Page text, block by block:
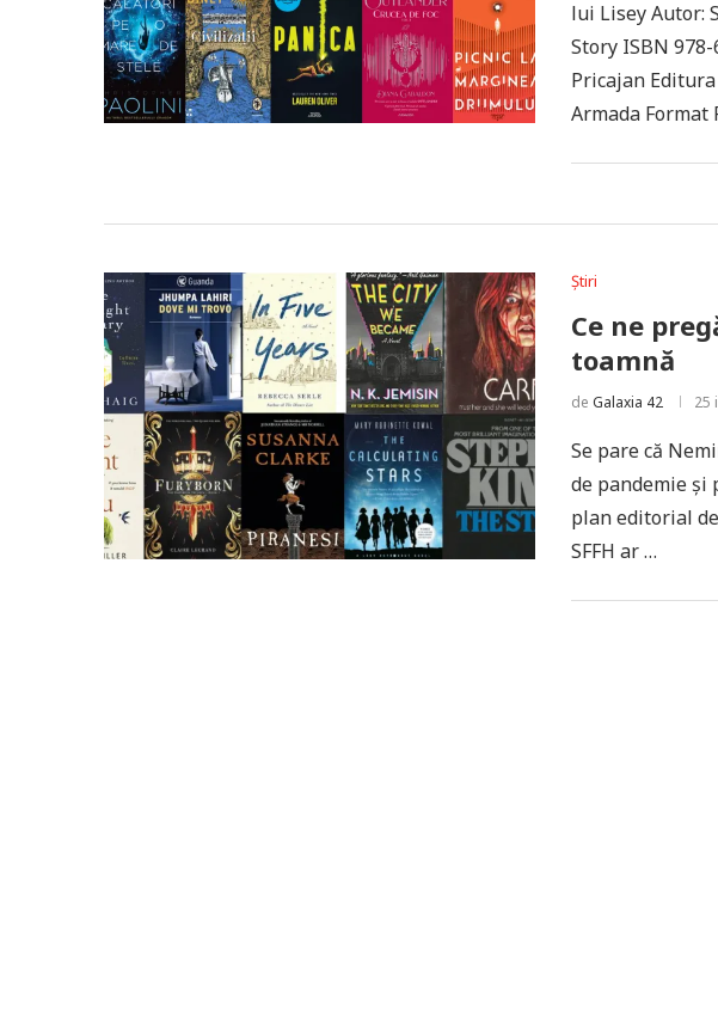
lui Lisey Autor:
Story ISBN
Pricajan
Armada Format
Știri
Ce ne
toamnă
de Galaxia 42 25
Se pare că
de pandemie și
plan editorial
SFFH ar …